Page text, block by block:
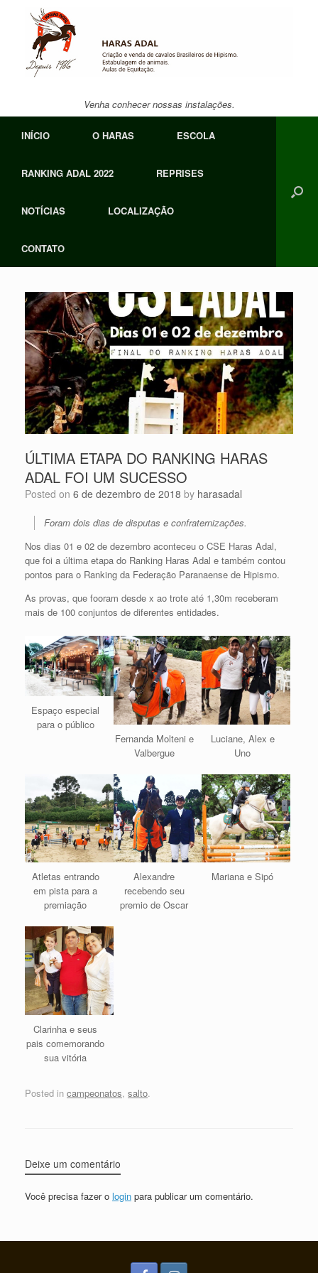
Venha conhecer nossas instalações.
INÍCIO O HARAS ESCOLA
RANKING ADAL 2022 REPRISES
NOTÍCIAS LOCALIZAÇÃO
CONTATO
ÚLTIMA ETAPA DO RANKING HARAS
ADAL FOI UM SUCESSO
Posted on 6 de dezembro de 2018 by harasadal
Foram dois dias de disputas e confraternizações.
Nos dias 01 e 02 de dezembro aconteceu o CSE Haras Adal,
que foi a última etapa do Ranking Haras Adal e também contou
pontos para o Ranking da Federação Paranaense de Hipismo.
As provas, que fooram desde x ao trote até 1,30m receberam
mais de 100 conjuntos de diferentes entidades.
Espaço especial
para o público
Fernanda Molteni e
Valbergue
Luciane, Alex e
Uno
Atletas entrando
em pista para a
premiação
Alexandre
recebendo seu
premio de Oscar
Mariana e Sipó
Clarinha e seus
pais comemorando
sua vitória
Posted in campeonatos, salto.
Deixe um comentário
Você precisa fazer o login para publicar um comentário.